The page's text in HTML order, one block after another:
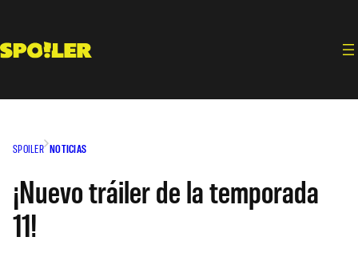
contenido
SPOILER NOTICIAS
¡Nuevo tráiler de la temporada
11!